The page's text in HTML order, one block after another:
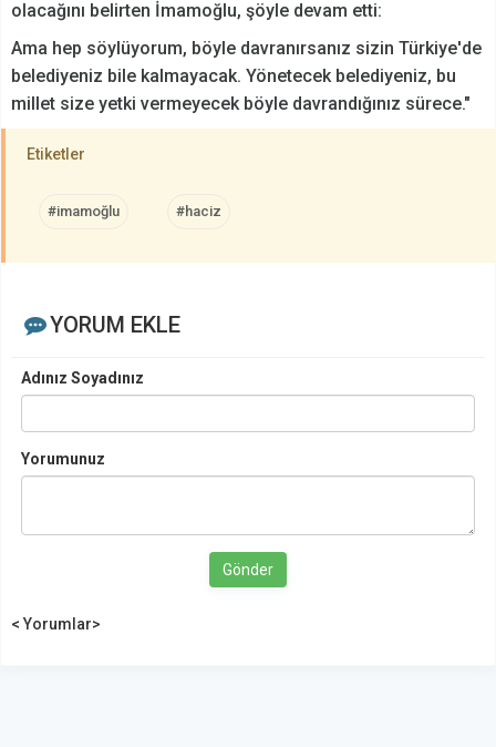
olacağını belirten İmamoğlu, şöyle devam etti:
Ama hep söylüyorum, böyle davranırsanız sizin Türkiye'de
belediyeniz bile kalmayacak. Yönetecek belediyeniz, bu
millet size yetki vermeyecek böyle davrandığınız sürece."
Etiketler
#imamoğlu #haciz
YORUM EKLE
Adınız Soyadınız
Yorumunuz
Gönder
< Yorumlar>